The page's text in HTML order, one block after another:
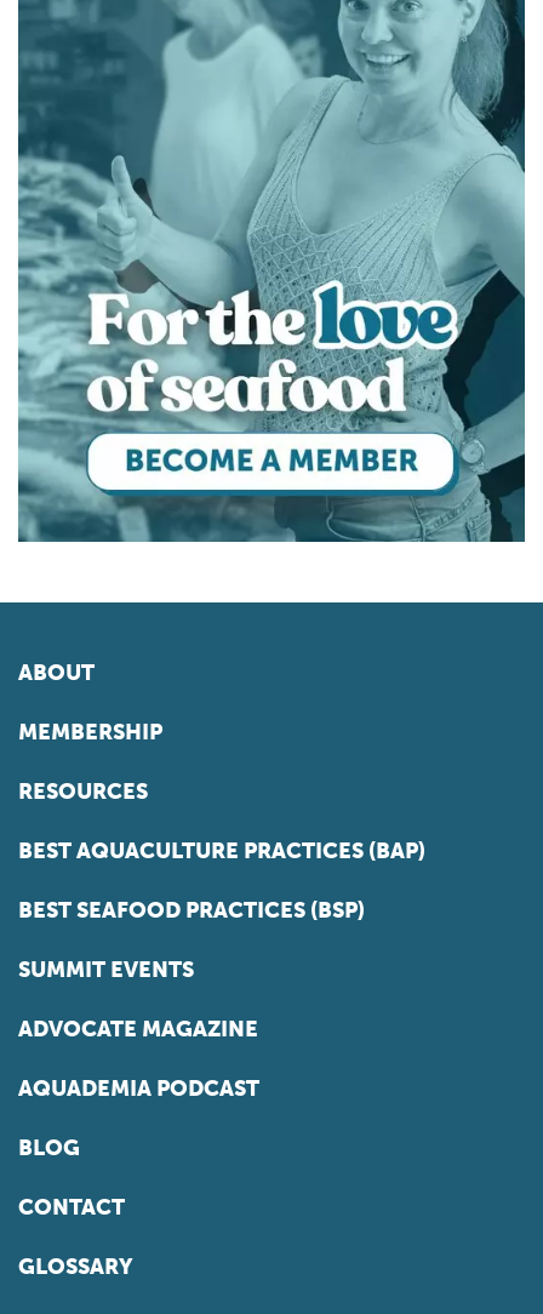
ABOUT
MEMBERSHIP
RESOURCES
BEST AQUACULTURE PRACTICES (BAP)
BEST SEAFOOD PRACTICES (BSP)
SUMMIT EVENTS
ADVOCATE MAGAZINE
AQUADEMIA PODCAST
BLOG
CONTACT
GLOSSARY